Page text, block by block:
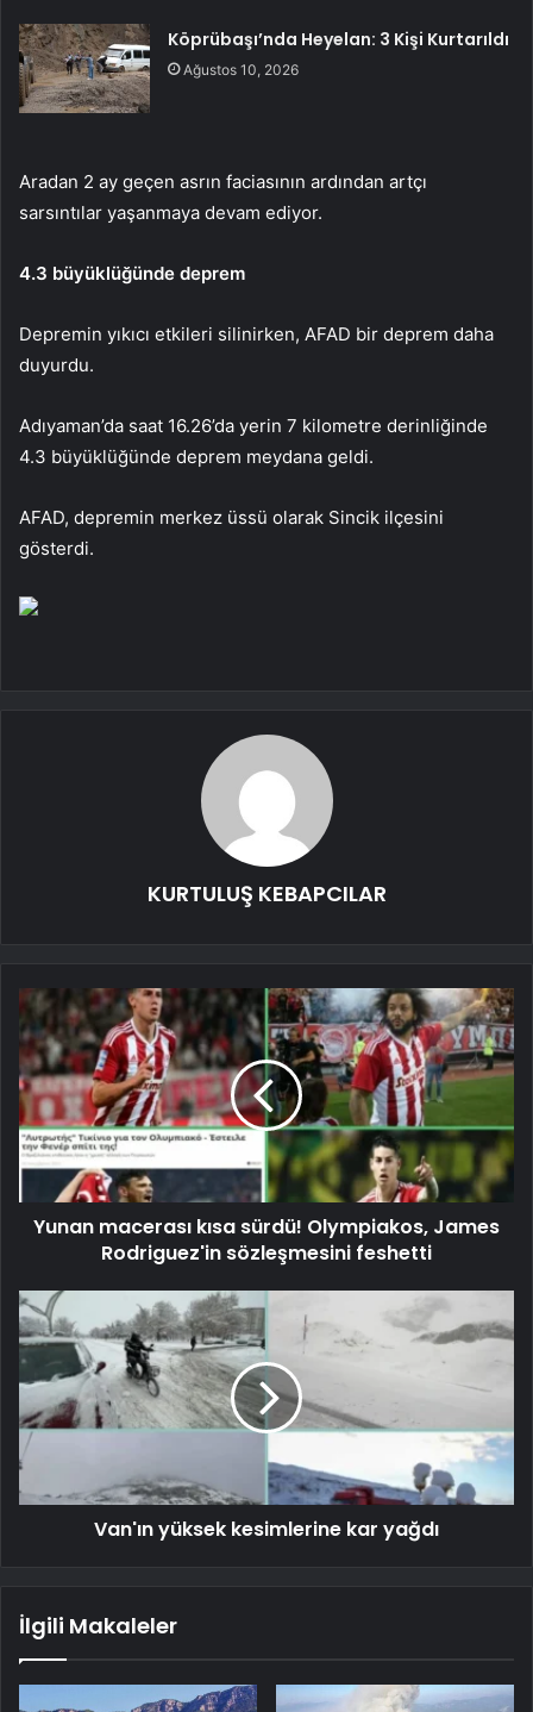
Köprübaşı’nda Heyelan: 3 Kişi Kurtarıldı
Ağustos 10, 2026
Aradan 2 ay geçen asrın faciasının ardından artçı
sarsıntılar yaşanmaya devam ediyor.
4.3 büyüklüğünde deprem
Depremin yıkıcı etkileri silinirken, AFAD bir deprem daha
duyurdu.
Adıyaman’da saat 16.26’da yerin 7 kilometre derinliğinde
4.3 büyüklüğünde deprem meydana geldi.
AFAD, depremin merkez üssü olarak Sincik ilçesini
gösterdi.
KURTULUŞ KEBAPCILAR
Yunan macerası kısa sürdü! Olympiakos, James
Rodriguez'in sözleşmesini feshetti
Van'ın yüksek kesimlerine kar yağdı
İlgili Makaleler